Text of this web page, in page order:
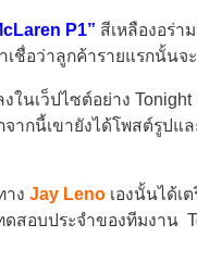
P1” สีเหลืองอร่า
เชื่อว่าลูกค้ารายแรกนั้น
ในเว็ปไซต์อย่าง
ากนี้เขายังได้โพสต์รูปแล
าง Jay Leno เองนั้นได้เ
อบประจำของทีมงาน